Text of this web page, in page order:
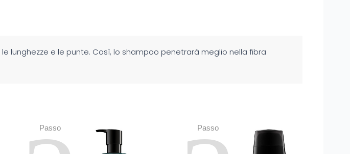
lunghezze e le punte. Così, lo shampoo penetrarà meglio nella fibra
Passo Passo